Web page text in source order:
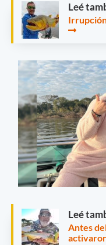
Leé
Leé
Antes